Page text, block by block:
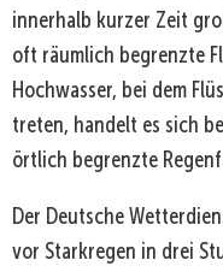
innerhalb kurzer Zeit
oft räumlich begrenzte
Hochwasser, bei dem
treten, handelt es sich
örtlich begrenzte
Der Deutsche
vor Starkregen in drei